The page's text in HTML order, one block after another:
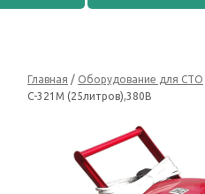
Главная / Оборудование для СТО
С-321М (25литров),380В